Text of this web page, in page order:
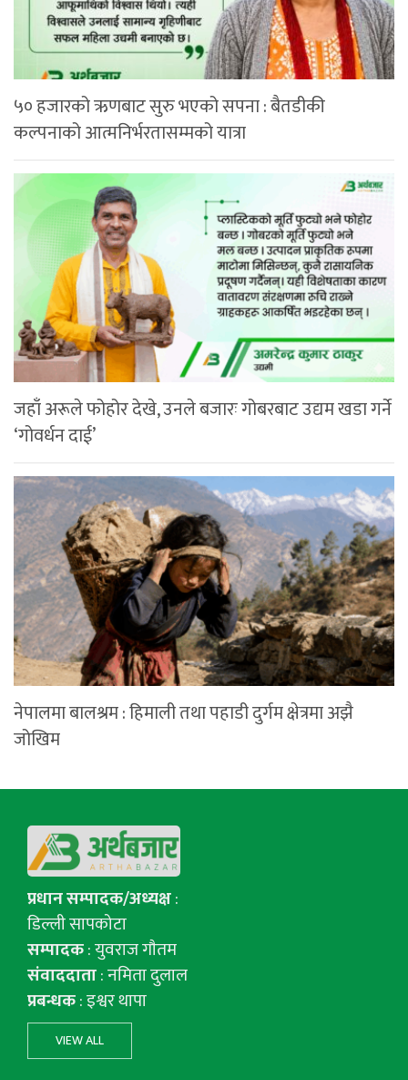
५० हजारको ऋणबाट सुरु भएको सपना : बैतडीकी
कल्पनाको आत्मनिर्भरतासम्मको यात्रा
जहाँ अरूले फोहोर देखे, उनले बजारः गोबरबाट उद्यम खडा गर्ने
‘गोवर्धन दाई’
नेपालमा बालश्रम : हिमाली तथा पहाडी दुर्गम क्षेत्रमा अझै
जोखिम
प्रधान सम्पादक/अध्यक्ष:
डिल्ली सापकोटा
सम्पादक: युवराज गाैतम
संवाददाता: नमिता दुलाल
प्रबन्धक: इश्वर थापा
VIEW ALL